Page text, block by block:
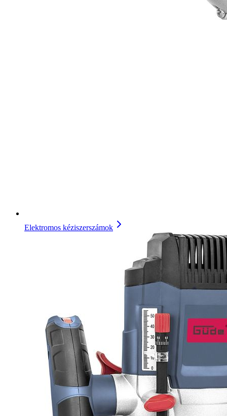
Elektromos kéziszerszámok